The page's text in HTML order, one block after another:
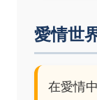
愛情世
在愛情